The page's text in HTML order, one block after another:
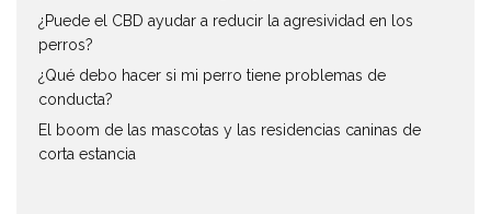
¿Puede el CBD ayudar a reducir la agresividad en los
perros?
¿Qué debo hacer si mi perro tiene problemas de
conducta?
El boom de las mascotas y las residencias caninas de
corta estancia